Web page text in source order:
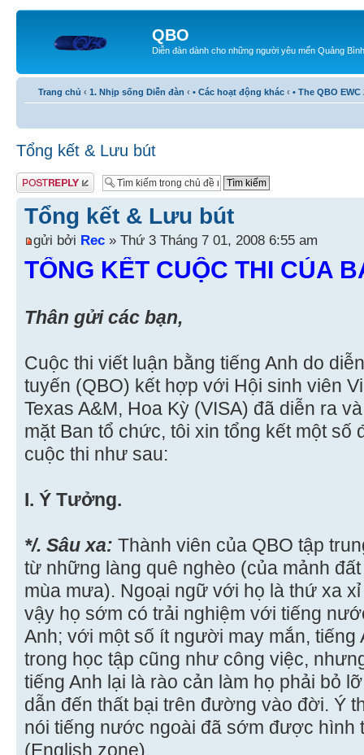
QBO
Diễn đàn dành cho những người yêu mến Quảng Bình
Trang chủ ‹ 1. Nhịp sống Diễn đàn ‹ • Các hoạt động khác ‹ • The QBO EWC
Tổng kết & Lưu bút
Gửi bài trả lời
Tổng kết & Lưu bút
gửi bởi Rec » Thứ 3 Tháng 7 01, 2008 6:55 am
TỔNG KẾT CUỘC THI CỦA
Thân gửi các bạn,
Cuộc thi viết luận bằng tiếng Anh do
tuyến (QBO) kết hợp với Hội sinh viên
Texas A&M, Hoa Kỳ (VISA) đã diễn ra
mặt Ban tổ chức, tôi xin tổng kết một số
cuộc thi như sau:
I. Ý Tưởng.
*/. Sâu xa: Thành viên của QBO tập
từ những làng quê nghèo (của mảnh
mùa mưa). Ngoại ngữ với họ là thứ xa
vậy họ sớm có trải nghiệm với tiếng
Anh; với một số ít người may mắn, tiếng
trong học tập cũng như công việc,
tiếng Anh lại là rào cản làm họ phải bỏ
dẫn đến thất bại trên đường vào đời. Ý
nói tiếng nước ngoài đã sớm được hình
(English zone).